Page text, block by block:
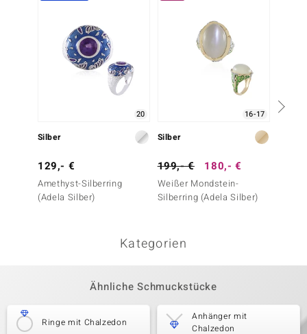
20
Silber
129,- €
Amethyst-Silberring
(Adela Silber)
16-17
Silber
199,- € 180,- €
Weißer Mondstein-
Silberring (Adela Silber)
Kategorien
Ähnliche Schmuckstücke
Ringe mit Chalzedon
Anhänger mit
Chalzedon